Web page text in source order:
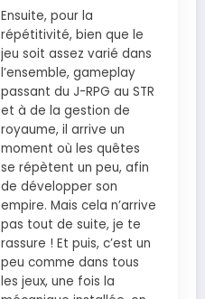
Ensuite, pour la
répétitivité, bien que le
jeu soit assez varié dans
l’ensemble, gameplay
passant du J-RPG au STR
et à de la gestion de
royaume, il arrive un
moment où les quêtes
se répètent un peu, afin
de développer son
empire. Mais cela n’arrive
pas tout de suite, je te
rassure ! Et puis, c’est un
peu comme dans tous
les jeux, une fois la